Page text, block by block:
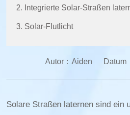
2. Integrierte Solar-Straßen
3. Solar-Flutlicht
Autor： Aiden Datum
Solare Straßen laternen sind ein